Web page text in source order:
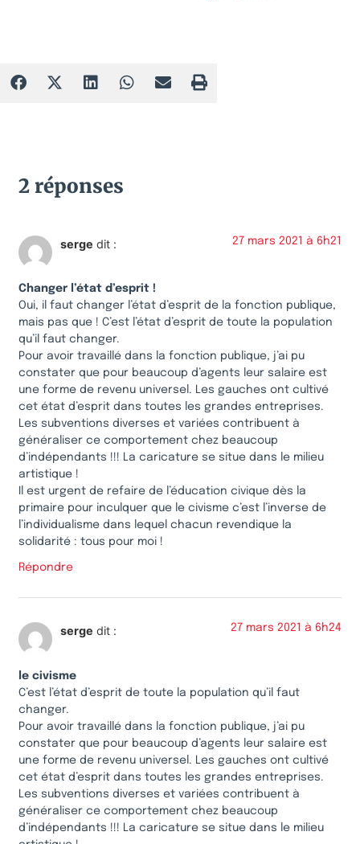
2 réponses
serge dit : 27 mars 2021 à 6h21
Changer l’état d’esprit !
Oui, il faut changer l’état d’esprit de la fonction publique,
mais pas que ! C’est l’état d’esprit de toute la population
qu’il faut changer.
Pour avoir travaillé dans la fonction publique, j’ai pu
constater que pour beaucoup d’agents leur salaire est
une forme de revenu universel. Les gauches ont cultivé
cet état d’esprit dans toutes les grandes entreprises.
Les subventions diverses et variées contribuent à
généraliser ce comportement chez beaucoup
d’indépendants !!! La caricature se situe dans le milieu
artistique !
Il est urgent de refaire de l’éducation civique dès la
primaire pour inculquer que le civisme c’est l’inverse de
l’individualisme dans lequel chacun revendique la
solidarité : tous pour moi !
Répondre
serge dit : 27 mars 2021 à 6h24
le civisme
C’est l’état d’esprit de toute la population qu’il faut
changer.
Pour avoir travaillé dans la fonction publique, j’ai pu
constater que pour beaucoup d’agents leur salaire est
une forme de revenu universel. Les gauches ont cultivé
cet état d’esprit dans toutes les grandes entreprises.
Les subventions diverses et variées contribuent à
généraliser ce comportement chez beaucoup
d’indépendants !!! La caricature se situe dans le milieu